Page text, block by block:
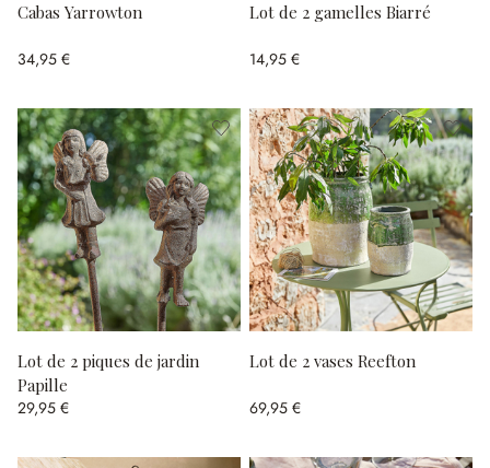
Cabas Yarrowton
34,95 €
Lot de 2 gamelles Biarré
14,95 €
Lot de 2 piques de jardin
Papille
29,95 €
Lot de 2 vases Reefton
69,95 €